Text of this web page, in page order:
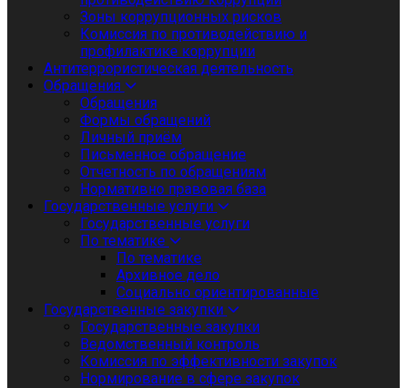
Зоны коррупционных рисков
Комиссия по противодействию и
профилактике коррупции
Антитеррористическая деятельность
Обращения
Обращения
Формы обращений
Личный приём
Письменное обращение
Отчетность по обращениям
Нормативно правовая база
Государственные услуги
Государственные услуги
По тематике
По тематике
Архивное дело
Социально ориентированные
Государственные закупки
Государственные закупки
Ведомственный контроль
Комиссия по эффективности закупок
Нормирование в сфере закупок